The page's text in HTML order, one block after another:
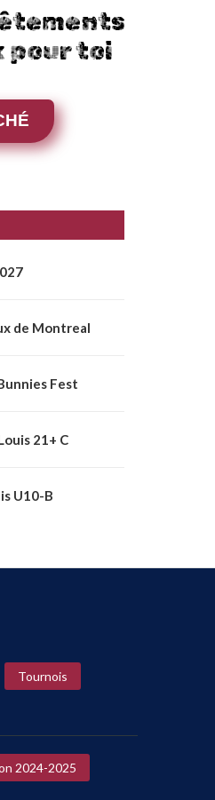
pour toi
de Montreal
Fest
21+ C
U10-B
Tournois
2024-2025